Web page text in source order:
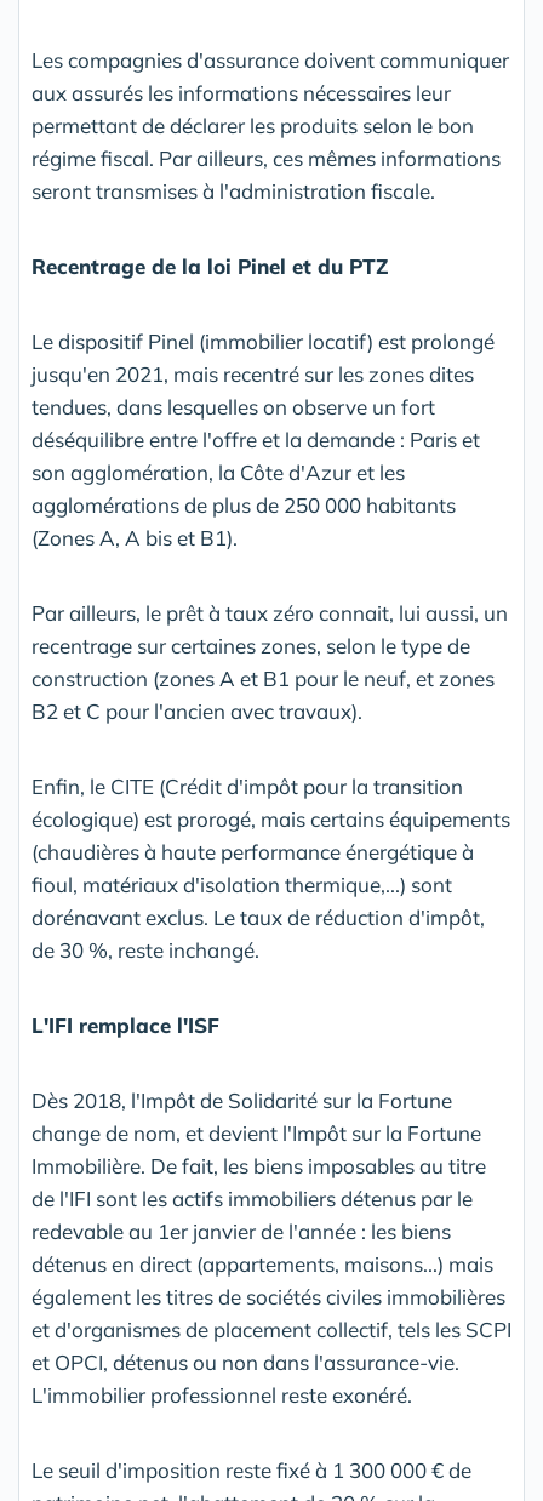
Les compagnies d'assurance doivent communiquer
aux assurés les informations nécessaires leur
permettant de déclarer les produits selon le bon
régime fiscal. Par ailleurs, ces mêmes informations
seront transmises à l'administration fiscale.
Recentrage de la loi Pinel et du PTZ
Le dispositif Pinel (immobilier locatif) est prolongé
jusqu'en 2021, mais recentré sur les zones dites
tendues, dans lesquelles on observe un fort
déséquilibre entre l'offre et la demande : Paris et
son agglomération, la Côte d'Azur et les
agglomérations de plus de 250 000 habitants
(Zones A, A bis et B1).
Par ailleurs, le prêt à taux zéro connait, lui aussi, un
recentrage sur certaines zones, selon le type de
construction (zones A et B1 pour le neuf, et zones
B2 et C pour l'ancien avec travaux).
Enfin, le CITE (Crédit d'impôt pour la transition
écologique) est prorogé, mais certains équipements
(chaudières à haute performance énergétique à
fioul, matériaux d'isolation thermique,...) sont
dorénavant exclus. Le taux de réduction d'impôt,
de 30 %, reste inchangé.
L'IFI remplace l'ISF
Dès 2018, l'Impôt de Solidarité sur la Fortune
change de nom, et devient l'Impôt sur la Fortune
Immobilière. De fait, les biens imposables au titre
de l'IFI sont les actifs immobiliers détenus par le
redevable au 1er janvier de l'année : les biens
détenus en direct (appartements, maisons...) mais
également les titres de sociétés civiles immobilières
et d'organismes de placement collectif, tels les SCPI
et OPCI, détenus ou non dans l'assurance-vie.
L'immobilier professionnel reste exonéré.
Le seuil d'imposition reste fixé à 1 300 000 € de